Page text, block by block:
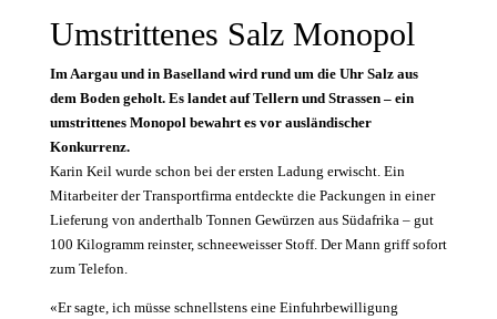
Umstrittenes Salz Monopol
Im Aargau und in Baselland wird rund um die Uhr Salz aus
dem Boden geholt. Es landet auf Tellern und Strassen – ein
umstrittenes Monopol bewahrt es vor ausländischer
Konkurrenz.
Karin Keil wurde schon bei der ersten Ladung erwischt. Ein
Mitarbeiter der Transportfirma entdeckte die Packungen in einer
Lieferung von anderthalb Tonnen Gewürzen aus Südafrika – gut
100 Kilogramm reinster, schneeweisser Stoff. Der Mann griff sofort
zum Telefon.
«Er sagte, ich müsse schnellstens eine Einfuhrbewilligung